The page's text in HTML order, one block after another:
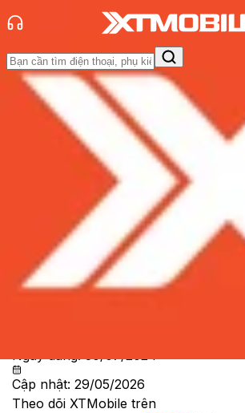
Trang chủ
Tin tức
Tin Mới
Đánh Giá - Trên TaySo Sánh
Hỏi đáp App - Game
hàng - Sự kiện
Tính năng mới của Máy
‌iOS 18‌ - Ghi chú toán
điểm sáng!
Ngày đăng:30/07/2024
Cập nhật: 29/05/2026
Theo dõi XTMobile trên